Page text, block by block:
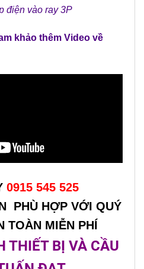
điện vào ray 3P
khảo thêm Video về
0915 545 525
PHÙ HỢP VỚI QUÝ
TOÀN MIỄN PHÍ
THIẾT BỊ VÀ CẦU